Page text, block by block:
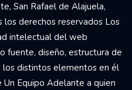
San Rafael de Alajuela,
los derechos reservados Los
intelectual del web
fuente, diseño, estructura de
los distintos elementos en él
Equipo Adelante a quien